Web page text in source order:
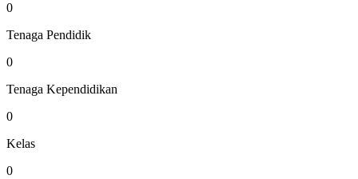
0
Tenaga Pendidik
0
Tenaga Kependidikan
0
Kelas
0